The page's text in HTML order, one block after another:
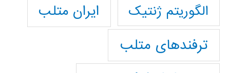
الگوریتم ژنتیک
ایران متلب
ترفندهای متلب